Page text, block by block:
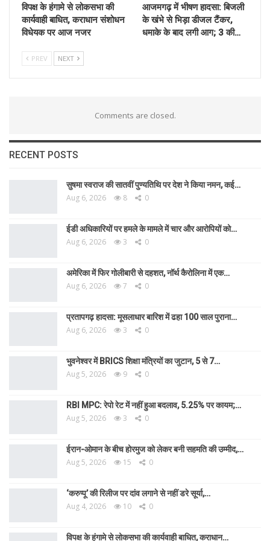
विपक्ष के हंगामे से लोकसभा की
कार्यवाही बाधित, कराधान संशोधन
विधेयक पर आज नजर
आजमगढ़ में भीषण हादसा: बिजली
के खंभे से भिड़ा डीजल टैंकर,
धमाके के बाद लगी आग; 3 की…
PREV NEXT
Comments are closed.
RECENT POSTS
सुषमा स्वराज की सातवीं पुण्यतिथि पर देश ने किया नमन, कई…
Aug 6, 2026 8 0
ईडी अधिकारियों पर हमले के मामले में चार और आरोपियों को…
Aug 6, 2026 3 0
अमेरिका में फिर गोलीबारी से दहशत, नॉर्थ कैरोलिना में एक…
Aug 6, 2026 7 0
प्रतापगढ़ हादसा: मूसलाधार बारिश में ढहा 100 साल पुराना…
Aug 6, 2026 3 0
भुवनेश्वर में BRICS शिक्षा मंत्रियों का जुटान, 5 से 7…
Aug 5, 2026 9 0
RBI MPC: रेपो रेट में नहीं हुआ बदलाव, 5.25% पर कायम;…
Aug 5, 2026 3 0
ईरान-ओमान के बीच होरमुज को लेकर बनी सहमति की उम्मीद,…
Aug 5, 2026 15 0
‘करुप्पू’ की रिलीज पर दांव लगाने से नहीं डरे सूर्या,…
Aug 4, 2026 10 0
विपक्ष के हंगामे से लोकसभा की कार्यवाही बाधित, कराधान…